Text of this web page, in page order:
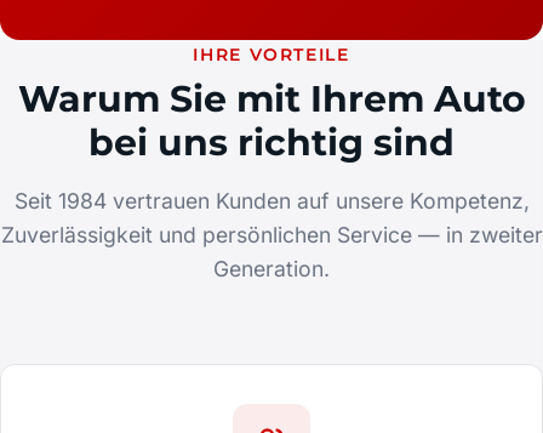
IHRE VORTEILE
Warum Sie mit Ihrem Auto
bei uns richtig sind
Seit 1984 vertrauen Kunden auf unsere Kompetenz,
Zuverlässigkeit und persönlichen Service — in zweiter
Generation.